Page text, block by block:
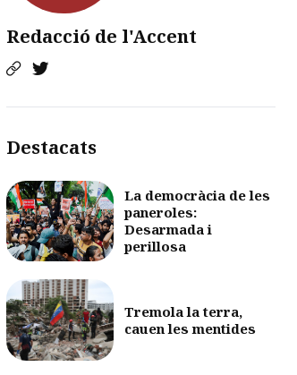
Redacció de l'Accent
Destacats
La democràcia de les
paneroles:
Desarmada i
perillosa
Tremola la terra,
cauen les mentides